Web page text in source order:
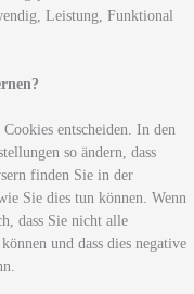
Leistung, Funktional
entscheiden. In den
so ändern, dass
finden Sie in der
Sie dies tun können. Wenn
dass Sie nicht alle
und dass dies negative